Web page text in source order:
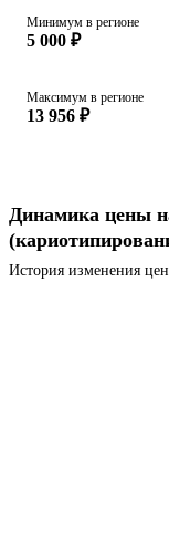
Минимум в регионе
5 000 ₽
Максимум в регионе
13 956 ₽
Динамика цены
История изменения